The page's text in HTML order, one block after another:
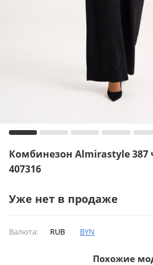
Комбинезон Almirastyle 387
407316
Уже нет в продаже
Валюта: RUB BYN
Похожие